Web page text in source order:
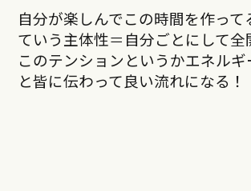
自分が楽しんでこの時間を作って
ていう主体性＝自分ごとにして
このテンションというかエネルギ
と皆に伝わって良い流れになる！